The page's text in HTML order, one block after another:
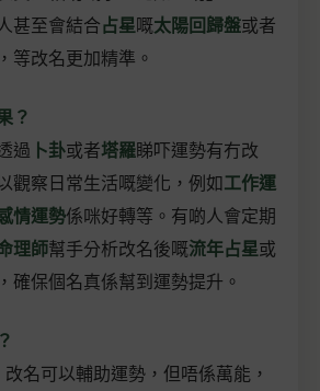
甚至會結合占星嘅太陽回歸盤或者
等改名更加精準。
？
過 卜卦或者塔羅睇吓運勢有冇改
觀察日常生活嘅變化，例如工作運
情運勢係咪好轉等。有啲人會定期
理師幫手分析改名後嘅流年占星或
確保個名真係幫到運勢提升。
改名可以輔助運勢，但唔係萬能，